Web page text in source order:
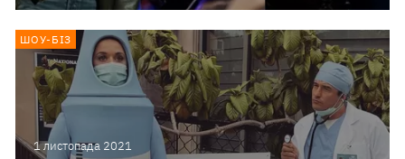
1 листопада 2021
ШОУ-БІЗ